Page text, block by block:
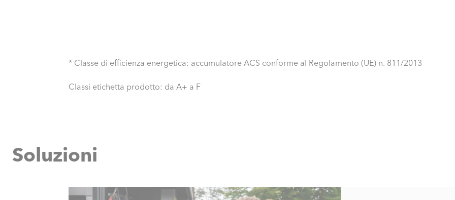
* Classe di efficienza energetica: accumulatore ACS conforme al Regolamento (UE) n. 811/2013
Classi etichetta prodotto: da A+ a F
Soluzioni